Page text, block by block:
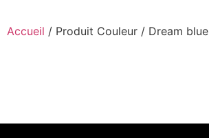
Accueil / Produit Couleur / Dream blue